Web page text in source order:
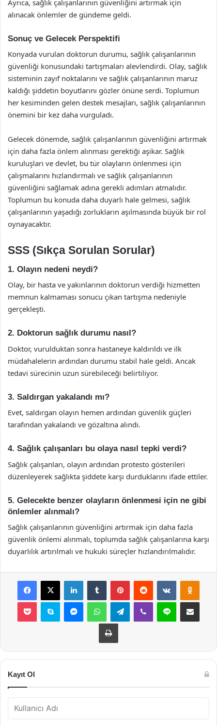
Ayrıca, sağlık çalışanlarının güvenliğini artırmak için
alınacak önlemler de gündeme geldi.
Sonuç ve Gelecek Perspektifi
Konyada vurulan doktorun durumu, sağlık çalışanlarının
güvenliği konusundaki tartışmaları alevlendirdi. Olay, sağlık
sisteminin zayıf noktalarını ve sağlık çalışanlarının maruz
kaldığı şiddetin boyutlarını gözler önüne serdi. Toplumun
her kesiminden gelen destek mesajları, sağlık çalışanlarının
önemini bir kez daha vurguladı.
Gelecek dönemde, sağlık çalışanlarının güvenliğini artırmak
için daha fazla önlem alınması gerektiği aşikar. Sağlık
kuruluşları ve devlet, bu tür olayların önlenmesi için
çalışmalarını hızlandırmalı ve sağlık çalışanlarının
güvenliğini sağlamak adına gerekli adımları atmalıdır.
Toplumun bu konuda daha duyarlı hale gelmesi, sağlık
çalışanlarının yaşadığı zorlukların aşılmasında büyük bir rol
oynayacaktır.
SSS (Sıkça Sorulan Sorular)
1. Olayın nedeni neydi?
Olay, bir hasta ve yakınlarının doktorun verdiği hizmetten
memnun kalmaması sonucu çıkan tartışma nedeniyle
gerçekleşti.
2. Doktorun sağlık durumu nasıl?
Doktor, vurulduktan sonra hastaneye kaldırıldı ve ilk
müdahalelerin ardından durumu stabil hale geldi. Ancak
tedavi sürecinin uzun sürebileceği belirtiliyor.
3. Saldırgan yakalandı mı?
Evet, saldırgan olayın hemen ardından güvenlik güçleri
tarafından yakalandı ve gözaltına alındı.
4. Sağlık çalışanları bu olaya nasıl tepki verdi?
Sağlık çalışanları, olayın ardından protesto gösterileri
düzenleyerek sağlıkta şiddete karşı durduklarını ifade ettiler.
5. Gelecekte benzer olayların önlenmesi için ne gibi
önlemler alınmalı?
Sağlık çalışanlarının güvenliğini artırmak için daha fazla
güvenlik önlemi alınmalı, toplumda sağlık çalışanlarına karşı
duyarlılık artırılmalı ve hukuki süreçler hızlandırılmalıdır.
Facebook
X LinkedInTumblr PinterestReddit VKontakte
Pocket Skype MessengerWhatsAppTelegramViber Line E-Posta ile
Yazdır
Kayıt Ol